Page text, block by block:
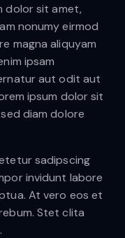
dolor sit amet,
nonumy eirmod
magna aliquyam
ipsam
aut odit aut
ipsum dolor sit
diam dolore
sadipscing
invidunt labore
At vero eos et
Stet clita